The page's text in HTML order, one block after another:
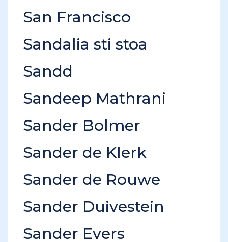
San Francisco
Sandalia sti stoa
Sandd
Sandeep Mathrani
Sander Bolmer
Sander de Klerk
Sander de Rouwe
Sander Duivestein
Sander Evers